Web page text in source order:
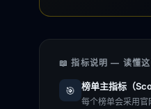
📖 指标说明 — 读懂这
🎯 榜单主指标（
每个榜单会采用官